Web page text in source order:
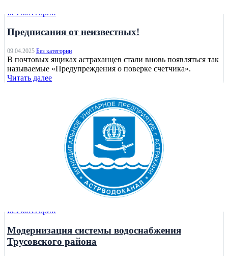
Без категории
Предписания от неизвестных!
09.04.2025 Без категории
В почтовых ящиках астраханцев стали вновь появляться так
называемые «Предупреждения о поверке счетчика».
Читать далее
Без категории
Модернизация системы водоснабжения
Трусовского района